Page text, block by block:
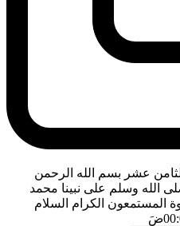
عشر بسم الله الرحمن
الله وسلم على نبينا محمد
المستمعون الكرام السلام
ضَ